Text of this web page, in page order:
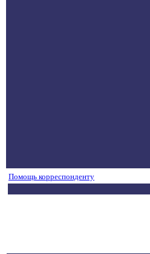
Помощь корреспонденту